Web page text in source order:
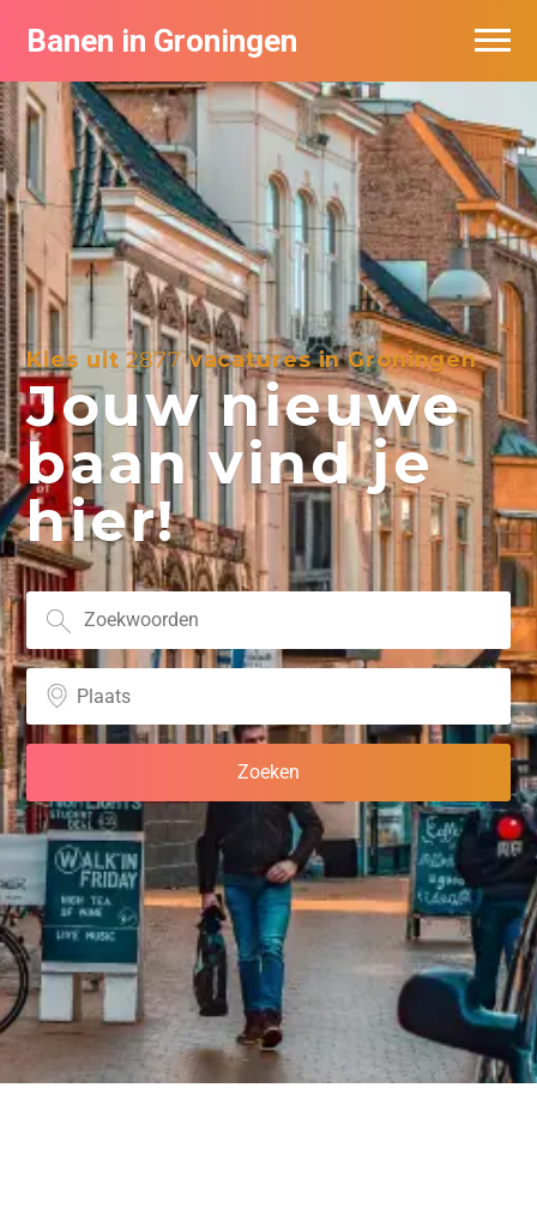
Banen in Groningen
Kies uit2877vacatures in Groningen
Jouw nieuwe
baan vind je
hier!
Vacatures per bedrijf
De populairste vacatures in Groningen
Nieuwsbrief feed